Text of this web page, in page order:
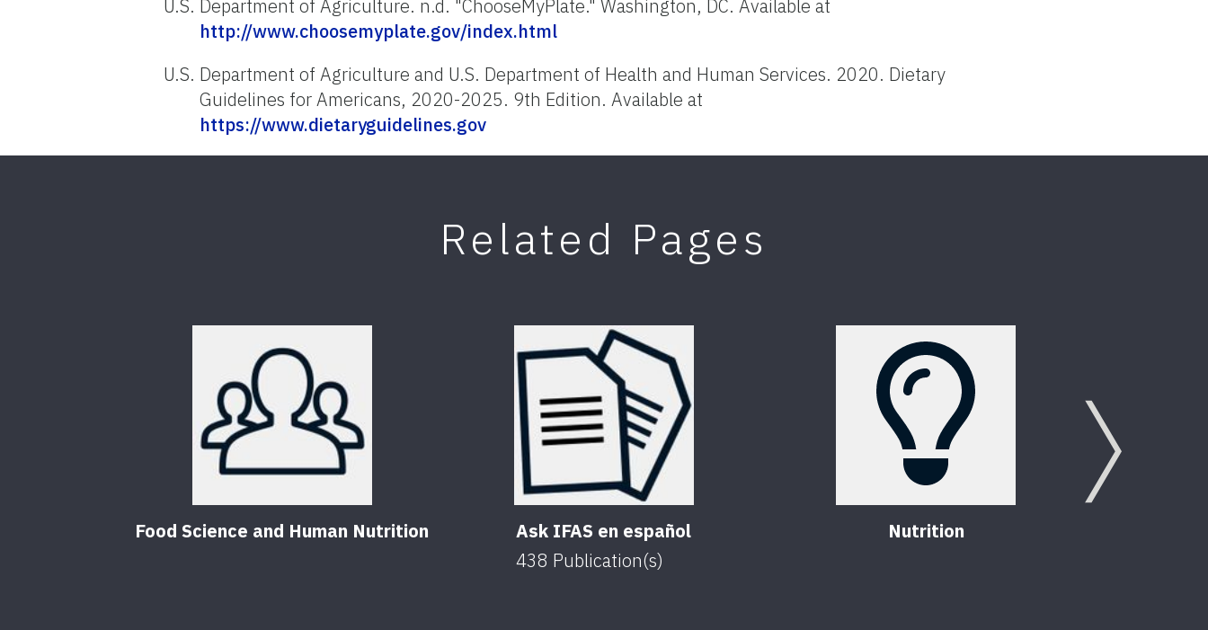
U.S. Department of Agriculture. n.d. "ChooseMyPlate." Washington, DC. Available at
http://www.choosemyplate.gov/index.html
U.S. Department of Agriculture and U.S. Department of Health and Human Services. 2020. Dietary
Guidelines for Americans, 2020-2025. 9th Edition. Available at
https://www.dietaryguidelines.gov
Related Pages
Food Science and Human Nutrition
Ask IFAS en español
438 Publication(s)
Nutrition